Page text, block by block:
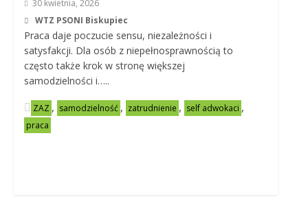
30 kwietnia, 2026
WTZ PSONI Biskupiec
Praca daje poczucie sensu, niezależności i
satysfakcji. Dla osób z niepełnosprawnością to
często także krok w stronę większej
samodzielności i…..
ZAZ , samodzielność , zatrudnienie , self adwokaci ,
praca